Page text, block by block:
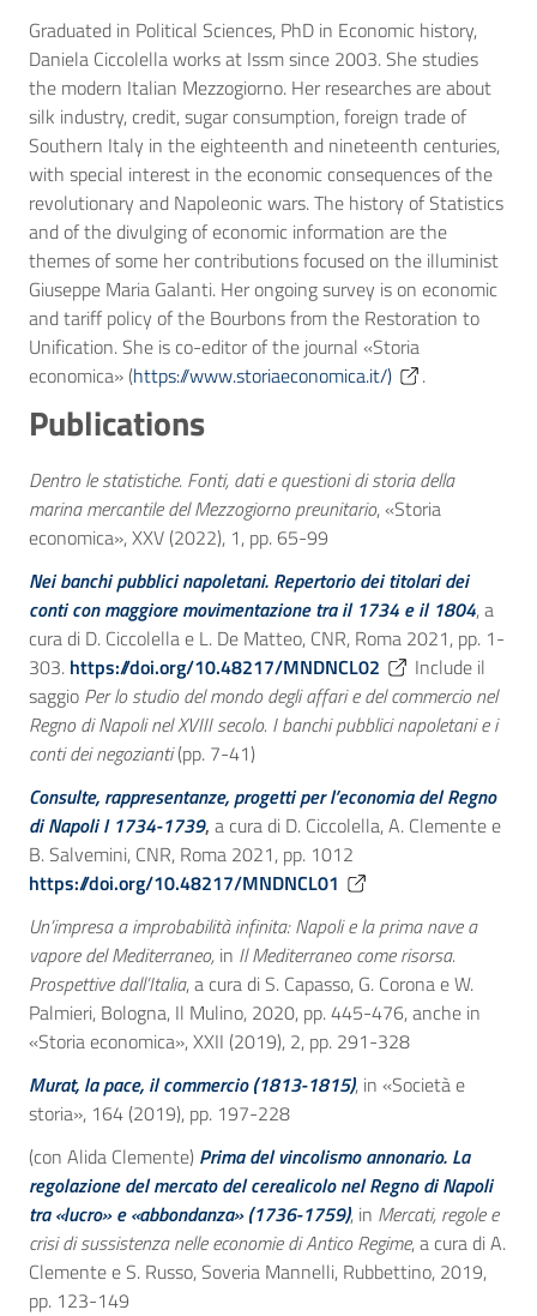
Graduated in Political Sciences, PhD in Economic history,
Daniela Ciccolella works at Issm since 2003. She studies
the modern Italian Mezzogiorno. Her researches are about
silk industry, credit, sugar consumption, foreign trade of
Southern Italy in the eighteenth and nineteenth centuries,
with special interest in the economic consequences of the
revolutionary and Napoleonic wars. The history of Statistics
and of the divulging of economic information are the
themes of some her contributions focused on the illuminist
Giuseppe Maria Galanti. Her ongoing survey is on economic
and tariff policy of the Bourbons from the Restoration to
Unification. She is co-editor of the journal «Storia
economica» (https://www.storiaeconomica.it/) .
Publications
Dentro le statistiche. Fonti, dati e questioni di storia della
marina mercantile del Mezzogiorno preunitario, «Storia
economica», XXV (2022), 1, pp. 65-99
Nei banchi pubblici napoletani. Repertorio dei titolari dei
conti con maggiore movimentazione tra il 1734 e il 1804, a
cura di D. Ciccolella e L. De Matteo, CNR, Roma 2021, pp. 1-
303. https://doi.org/10.48217/MNDNCL02
Include il
saggio Per lo studio del mondo degli affari e del commercio nel
Regno di Napoli nel XVIII secolo. I banchi pubblici napoletani e i
conti dei negozianti(pp. 7-41)
Consulte, rappresentanze, progetti per l’economia del Regno
di Napoli I 1734-1739, a cura di D. Ciccolella, A. Clemente e
B. Salvemini, CNR, Roma 2021, pp. 1012
https://doi.org/10.48217/MNDNCL01
Un’impresa a improbabilità infinita: Napoli e la prima nave a
vapore del Mediterraneo, in Il Mediterraneo come risorsa.
Prospettive dall’Italia, a cura di S. Capasso, G. Corona e W.
Palmieri, Bologna, Il Mulino, 2020, pp. 445-476, anche in
«Storia economica», XXII (2019), 2, pp. 291-328
Murat, la pace, il commercio (1813-1815), in «Società e
storia», 164 (2019), pp. 197-228
(con Alida Clemente) Prima del vincolismo annonario. La
regolazione del mercato del cerealicolo nel Regno di Napoli
tra «lucro» e «abbondanza» (1736-1759), in Mercati, regole e
crisi di sussistenza nelle economie di Antico Regime, a cura di A.
Clemente e S. Russo, Soveria Mannelli, Rubbettino, 2019,
pp. 123-149